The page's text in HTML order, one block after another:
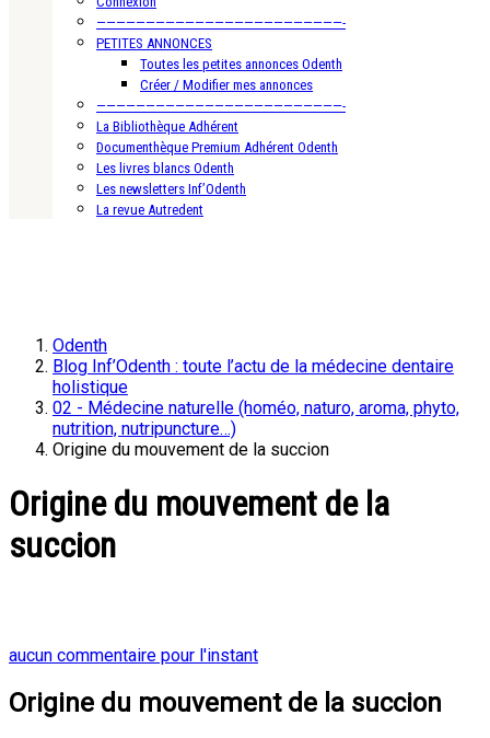
—————————————————————————-
PETITES ANNONCES
Toutes les petites annonces Odenth
Créer / Modifier mes annonces
—————————————————————————-
La Bibliothèque Adhérent
Documenthèque Premium Adhérent Odenth
Les livres blancs Odenth
Les newsletters Inf’Odenth
La revue Autredent
Odenth
Blog Inf’Odenth : toute l’actu de la médecine dentaire
holistique
02 - Médecine naturelle (homéo, naturo, aroma, phyto,
nutrition, nutripuncture…)
Origine du mouvement de la succion
Origine du mouvement de la
succion
aucun commentaire pour l'instant
Origine du mouvement de la succion